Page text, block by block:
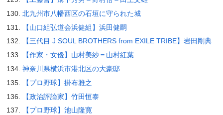
北九州市八幡西区の石垣に守られた城
【山口組弘道会浜健組】浜田健嗣
【三代目 J SOUL BROTHERS from EXILE TRIBE】岩田剛典
【作家・女優】山村美紗＝山村紅葉
神奈川県横浜市港北区の大豪邸
【プロ野球】掛布雅之
【政治評論家】竹田恒泰
【プロ野球】池山隆寛